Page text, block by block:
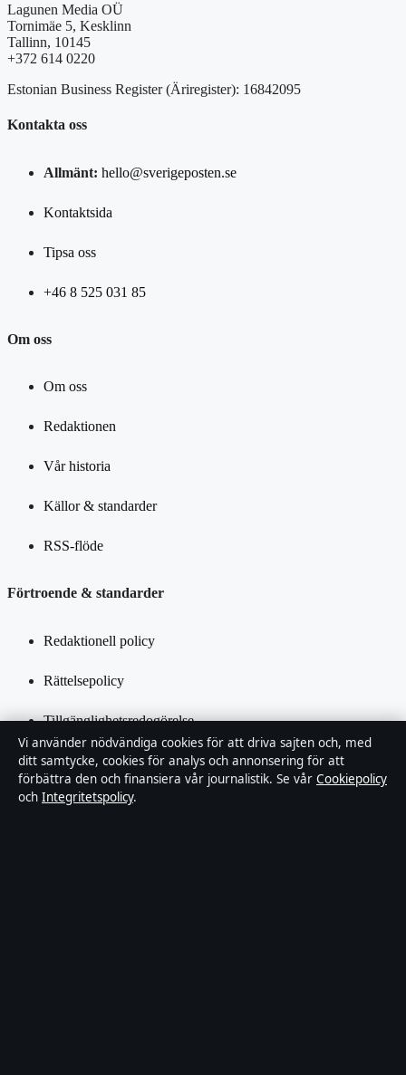
Lagunen Media OÜ
Tornimäe 5, Kesklinn
Tallinn, 10145
+372 614 0220
Estonian Business Register (Äriregister): 16842095
Kontakta oss
Allmänt: hello@sverigeposten.se
Kontaktsida
Tipsa oss
+46 8 525 031 85
Om oss
Om oss
Redaktionen
Vår historia
Källor & standarder
RSS-flöde
Förtroende & standarder
Redaktionell policy
Rättelsepolicy
Tillgänglighetsredogörelse
Integritetspolicy
Kändisar & integritet
Vi använder nödvändiga cookies för att driva sajten och, med
ditt samtycke, cookies för analys och annonsering för att
förbättra den och finansiera vår journalistik. Se vår Cookiepolicy
och Integritetspolicy.